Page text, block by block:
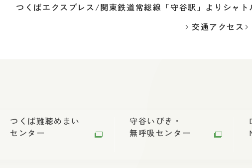
つくばエクスプレス/関東鉄道常総線「守谷駅」よりシャト
交通アクセス
つくば難聴めまい
センター
守谷いびき・
無呼吸センター